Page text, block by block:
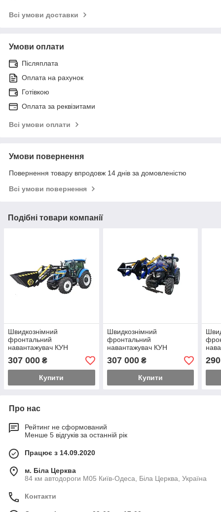
Всі умови доставки
Умови оплати
Післяплата
Оплата на рахунок
Готівкою
Оплата за реквізитами
Всі умови оплати
Умови повернення
Повернення товару впродовж 14 днів за домовленістю
Всі умови повернення
Подібні товари компанії
Швидкознімний
фронтальний
навантажувач КУН
GENERAL X на трактор
New Holland
307 000 ₴
Купити
Швидкознімний
фронтальний
навантажувач КУН
GENERAL X на трактор
Lovol 1054
307 000₴
Купити
Про нас
Рейтинг не сформований
Менше 5 відгуків за останній рік
Працює з 14.09.2020
м. Біла Церква
84 км автодороги М05 Київ-Одеса, Біла Церква, Україна
Контакти